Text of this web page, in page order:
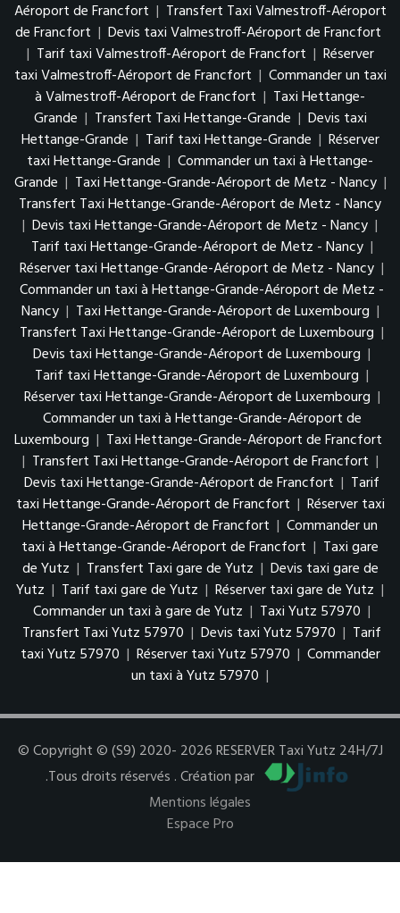
Aéroport de Francfort | Transfert Taxi Valmestroff-Aéroport
de Francfort | Devis taxi Valmestroff-Aéroport de Francfort
| Tarif taxi Valmestroff-Aéroport de Francfort | Réserver
taxi Valmestroff-Aéroport de Francfort | Commander un taxi
à Valmestroff-Aéroport de Francfort | Taxi Hettange-
Grande | Transfert Taxi Hettange-Grande | Devis taxi
Hettange-Grande | Tarif taxi Hettange-Grande | Réserver
taxi Hettange-Grande | Commander un taxi à Hettange-
Grande | Taxi Hettange-Grande-Aéroport de Metz - Nancy |
Transfert Taxi Hettange-Grande-Aéroport de Metz - Nancy
| Devis taxi Hettange-Grande-Aéroport de Metz - Nancy |
Tarif taxi Hettange-Grande-Aéroport de Metz - Nancy |
Réserver taxi Hettange-Grande-Aéroport de Metz - Nancy |
Commander un taxi à Hettange-Grande-Aéroport de Metz -
Nancy | Taxi Hettange-Grande-Aéroport de Luxembourg |
Transfert Taxi Hettange-Grande-Aéroport de Luxembourg |
Devis taxi Hettange-Grande-Aéroport de Luxembourg |
Tarif taxi Hettange-Grande-Aéroport de Luxembourg |
Réserver taxi Hettange-Grande-Aéroport de Luxembourg |
Commander un taxi à Hettange-Grande-Aéroport de
Luxembourg | Taxi Hettange-Grande-Aéroport de Francfort
| Transfert Taxi Hettange-Grande-Aéroport de Francfort |
Devis taxi Hettange-Grande-Aéroport de Francfort | Tarif
taxi Hettange-Grande-Aéroport de Francfort | Réserver taxi
Hettange-Grande-Aéroport de Francfort | Commander un
taxi à Hettange-Grande-Aéroport de Francfort | Taxi gare
de Yutz | Transfert Taxi gare de Yutz | Devis taxi gare de
Yutz | Tarif taxi gare de Yutz | Réserver taxi gare de Yutz |
Commander un taxi à gare de Yutz | Taxi Yutz 57970 |
Transfert Taxi Yutz 57970 | Devis taxi Yutz 57970 | Tarif
taxi Yutz 57970 | Réserver taxi Yutz 57970 | Commander
un taxi à Yutz 57970 |
© Copyright © (S9) 2020- 2026 RESERVER Taxi Yutz 24H/7J
.Tous droits réservés . Création par
Mentions légales
Espace Pro